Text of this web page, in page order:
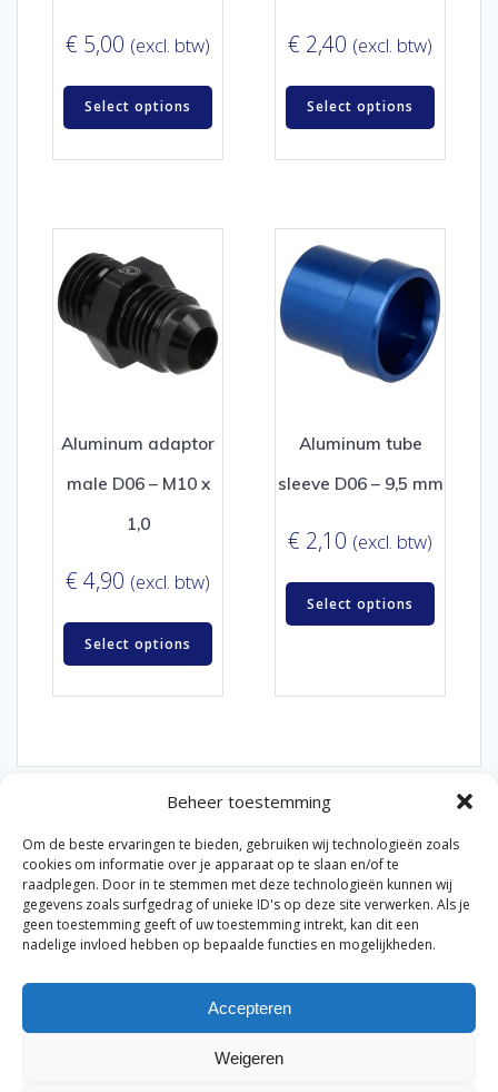
Beheer toestemming
Om de beste ervaringen te bieden, gebruiken wij technologieën zoals
cookies om informatie over je apparaat op te slaan en/of te
raadplegen. Door in te stemmen met deze technologieën kunnen wij
gegevens zoals surfgedrag of unieke ID's op deze site verwerken. Als je
geen toestemming geeft of uw toestemming intrekt, kan dit een
nadelige invloed hebben op bepaalde functies en mogelijkheden.
Accepteren
Weigeren
€ 5,00 (excl. btw)
Select options
€ 2,40 (excl. btw)
Select options
Aluminum adaptor
male D06 – M10 x
1,0
€ 4,90 (excl. btw)
Select options
Aluminum tube
sleeve D06 – 9,5 mm
€ 2,10 (excl. btw)
Select options
© 2026 Van der Bel Las en Radiateurenbedrijf.
Privacyverklaring|Cookiebeleid|Retourbeleid|
Algemene voorwaarden voor consumenten